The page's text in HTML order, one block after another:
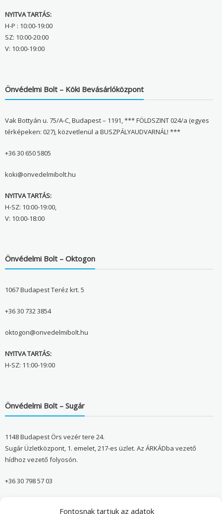
Fontosnak tartjuk az adatok
NYITVA TARTÁS:
H-P : 10:00-19:00
SZ: 10:00-20:00
V: 10:00-19:00
Önvédelmi Bolt – Köki Bevásárlóközpont
Vak Bottyán u. 75/A-C, Budapest – 1191, *** FÖLDSZINT 024/a (egyes
térképeken: 027), közvetlenül a BUSZPÁLYAUDVARNÁL! ***
+36 30 650 5805
koki@onvedelmibolt.hu
NYITVA TARTÁS:
H-SZ: 10:00-19:00,
V: 10:00-18:00
Önvédelmi Bolt – Oktogon
1067 Budapest Teréz krt. 5
+36 30 732 3854
oktogon@onvedelmibolt.hu
NYITVA TARTÁS:
H-SZ: 11:00-19:00
Önvédelmi Bolt – Sugár
1148 Budapest Örs vezér tere 24.
Sugár Üzletközpont, 1. emelet, 217-es üzlet. Az ÁRKÁDba vezető
hídhoz vezető folyosón.
+36 30 798 57 03